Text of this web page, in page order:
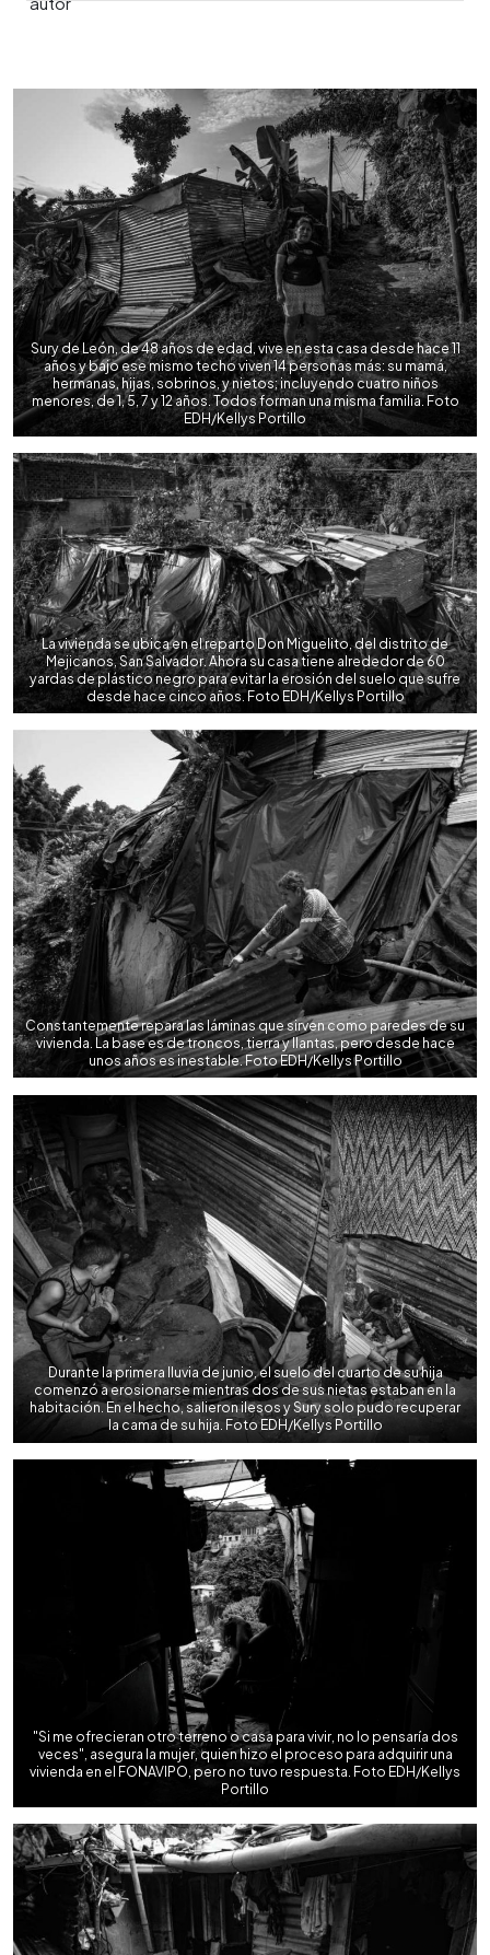
► Escuchar artículo
Sury de León, de 48 años de edad, vive en esta casa desde hace 11
años y bajo ese mismo techo viven 14 personas más: su mamá,
hermanas, hijas, sobrinos, y nietos; incluyendo cuatro niños
menores, de 1, 5, 7 y 12 años. Todos forman una misma familia. Foto
EDH/Kellys Portillo
La vivienda se ubica en el reparto Don Miguelito, del distrito de
Mejicanos, San Salvador. Ahora su casa tiene alrededor de 60
yardas de plástico negro para evitar la erosión del suelo que sufre
desde hace cinco años. Foto EDH/Kellys Portillo
Constantemente repara las láminas que sirven como paredes de su
vivienda. La base es de troncos, tierra y llantas, pero desde hace
unos años es inestable. Foto EDH/Kellys Portillo
Durante la primera lluvia de junio, el suelo del cuarto de su hija
comenzó a erosionarse mientras dos de sus nietas estaban en la
habitación. En el hecho, salieron ilesos y Sury solo pudo recuperar
la cama de su hija. Foto EDH/Kellys Portillo
"Si me ofrecieran otro terreno o casa para vivir, no lo pensaría dos
veces", asegura la mujer, quien hizo el proceso para adquirir una
vivienda en el FONAVIPO, pero no tuvo respuesta. Foto EDH/Kellys
Portillo